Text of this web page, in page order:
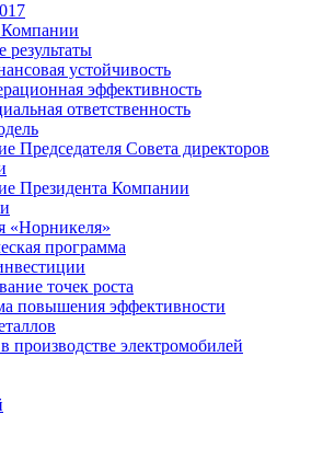
устойчивость
эффективность
ответственность
Председателя Совета директоров
Президента Компании
«Норникеля»
программа
точек роста
повышения эффективности
производстве электромобилей